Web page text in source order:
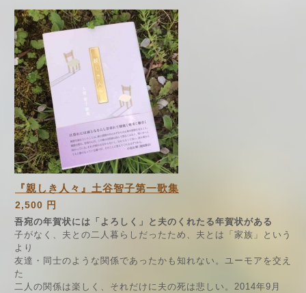
『親しき人々』土谷智子第一歌集
2,500 円
吾宛の年賀状には「よろしく」と夫のくれたる年賀状がある
子がなく、夫との二人暮らしだったため、夫とは「家族」という
より
友達・同士のような関係であったかも知れない。ユーモアを交え
た
二人の関係は楽しく、それだけに夫の死は悲しい。2014年9月